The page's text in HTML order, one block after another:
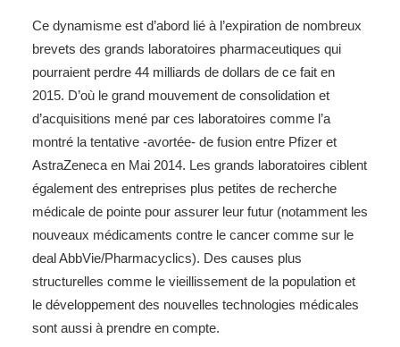
Ce dynamisme est d’abord lié à l’expiration de nombreux
brevets des grands laboratoires pharmaceutiques qui
pourraient perdre 44 milliards de dollars de ce fait en
2015. D’où le grand mouvement de consolidation et
d’acquisitions mené par ces laboratoires comme l’a
montré la tentative -avortée- de fusion entre Pfizer et
AstraZeneca en Mai 2014. Les grands laboratoires ciblent
également des entreprises plus petites de recherche
médicale de pointe pour assurer leur futur (notamment les
nouveaux médicaments contre le cancer comme sur le
deal AbbVie/Pharmacyclics). Des causes plus
structurelles comme le vieillissement de la population et
le développement des nouvelles technologies médicales
sont aussi à prendre en compte.